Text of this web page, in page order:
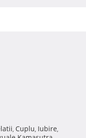
, Cuplu, Iubire,